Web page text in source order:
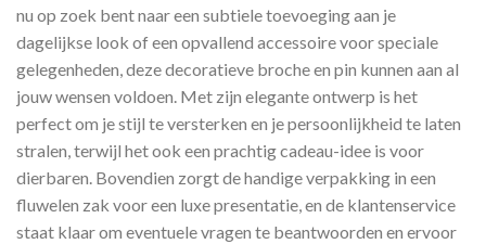
nu op zoek bent naar een subtiele toevoeging aan je
dagelijkse look of een opvallend accessoire voor speciale
gelegenheden, deze decoratieve broche en pin kunnen aan al
jouw wensen voldoen. Met zijn elegante ontwerp is het
perfect om je stijl te versterken en je persoonlijkheid te laten
stralen, terwijl het ook een prachtig cadeau-idee is voor
dierbaren. Bovendien zorgt de handige verpakking in een
fluwelen zak voor een luxe presentatie, en de klantenservice
staat klaar om eventuele vragen te beantwoorden en ervoor